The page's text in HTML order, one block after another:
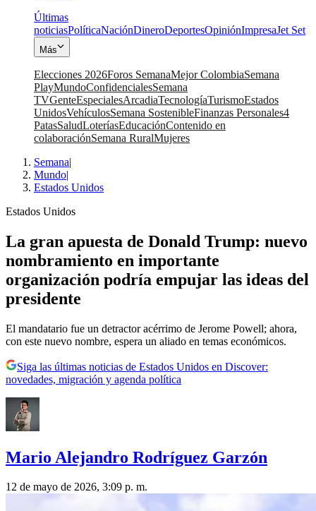
Últimas
noticiasPolíticaNaciónDineroDeportesOpiniónImpresaJet Set
Más
Elecciones 2026Foros SemanaMejor ColombiaSemana
PlayMundoConfidencialesSemana
TVGenteEspecialesArcadiaTecnologíaTurismoEstados
UnidosVehículosSemana SostenibleFinanzas Personales4
PatasSaludLoteríasEducaciónContenido en
colaboraciónSemana RuralMujeres
Semana|
Mundo|
Estados Unidos
Estados Unidos
La gran apuesta de Donald Trump: nuevo
nombramiento en importante
organización podría empujar las ideas del
presidente
El mandatario fue un detractor acérrimo de Jerome Powell; ahora,
con este nuevo nombre, espera un aliado en temas económicos.
Siga las últimas noticias de Estados Unidos en Discover:
novedades, migración y agenda política
Mario Alejandro Rodríguez Garzón
12 de mayo de 2026, 3:09 p. m.